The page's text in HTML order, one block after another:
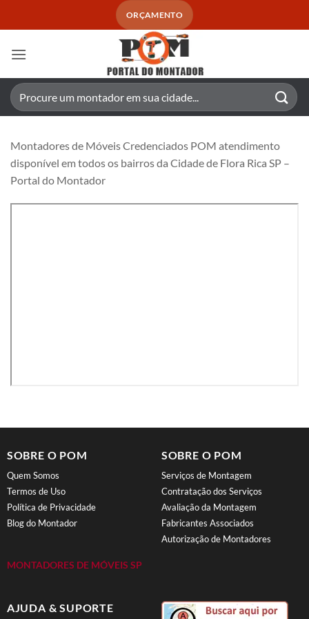
ORÇAMENTO
Pesquisar
por:
Montadores de Móveis Credenciados POM atendimento
disponível em todos os bairros da Cidade de Flora Rica SP –
Portal do Montador
SOBRE O POM
Quem Somos
Termos de Uso
Política de Privacidade
Blog do Montador
MONTADORES DE MÓVEIS SP
SOBRE O POM
Serviços de Montagem
Contratação dos Serviços
Avaliação da Montagem
Fabricantes Associados
Autorização de Montadores
AJUDA & SUPORTE